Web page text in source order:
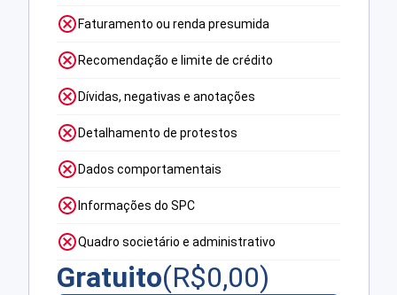
Faturamento ou renda presumida
Recomendação e limite de crédito
Dívidas, negativas e anotações
Detalhamento de protestos
Dados comportamentais
Informações do SPC
Quadro societário e administrativo
Gratuito(R$0,00)